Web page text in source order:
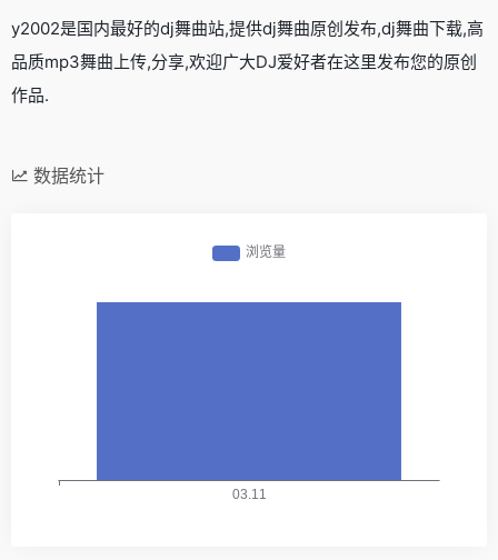
y2002是国内最好的dj舞曲站,提供dj舞曲原创发布,dj舞曲下载,高
品质mp3舞曲上传,分享,欢迎广大DJ爱好者在这里发布您的原创
作品.
数据统计